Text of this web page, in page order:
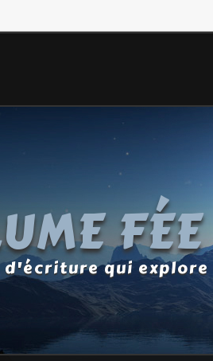
d'écriture qui